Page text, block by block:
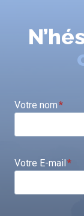
Votre nom*
Votre E-mail*